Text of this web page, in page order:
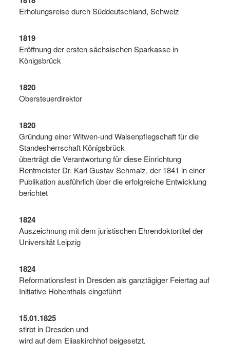
Erholungsreise durch Süddeutschland, Schweiz
1819
Eröffnung der ersten sächsischen Sparkasse in
Königsbrück
1820
Obersteuerdirektor
1820
Gründung einer Witwen-und Waisenpflegschaft für die
Standesherrschaft Königsbrück
überträgt die Verantwortung für diese Einrichtung
Rentmeister Dr. Karl Gustav Schmalz, der 1841 in einer
Publikation ausführlich über die erfolgreiche Entwicklung
berichtet
1824
Auszeichnung mit dem juristischen Ehrendoktortitel der
Universität Leipzig
1824
Reformationsfest in Dresden als ganztägiger Feiertag auf
Initiative Hohenthals eingeführt
15.01.1825
stirbt in Dresden und
wird auf dem Eliaskirchhof beigesetzt.